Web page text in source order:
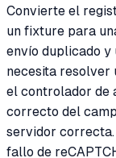
Convierte el
un fixture para
envío duplicado y
necesita resolver
el controlador de
correcto del
servidor correcta.
fallo de